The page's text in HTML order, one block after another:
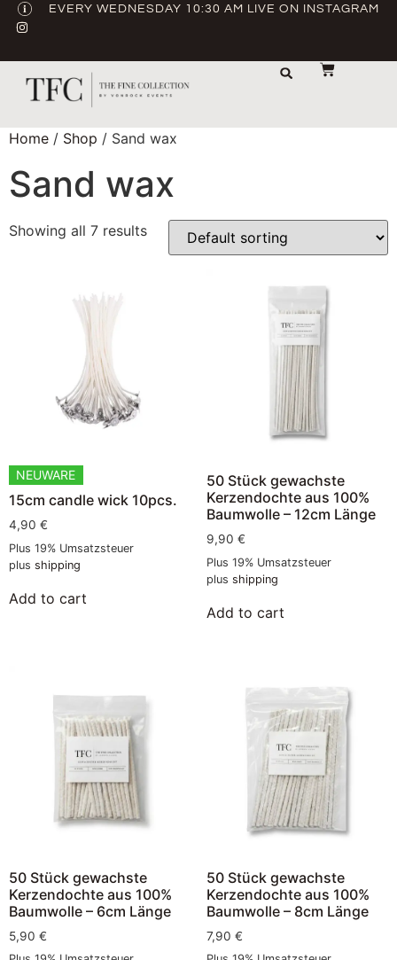
EVERY WEDNESDAY 10:30 AM LIVE ON INSTAGRAM
Home / Shop / Sand wax
Sand wax
Showing all 7 results
NEUWARE
15cm candle wick 10pcs.
4,90 €
Plus 19% Umsatzsteuer
plus shipping
Add to cart
50 Stück gewachste
Kerzendochte aus 100%
Baumwolle – 12cm Länge
9,90 €
Plus 19% Umsatzsteuer
plus shipping
Add to cart
50 Stück gewachste
Kerzendochte aus 100%
Baumwolle – 6cm Länge
5,90 €
50 Stück gewachste
Kerzendochte aus 100%
Baumwolle – 8cm Länge
7,90 €